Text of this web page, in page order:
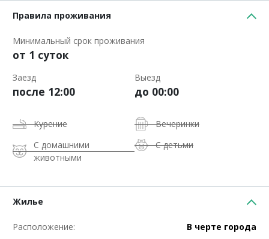
Правила проживания
Минимальный срок проживания
от 1 суток
Заезд
после 12:00
Выезд
до 00:00
Курение
Вечеринки
С домашними
животными
С детьми
Жилье
Расположение:
В черте города